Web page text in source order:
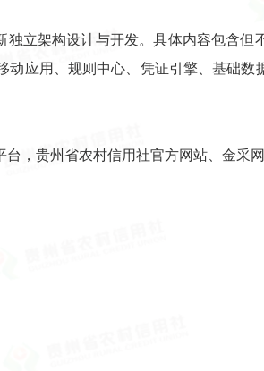
立架构设计与开发。具体内容包含但
应用、规则中心、凭证引擎、基础数
，贵州省农村信用社官方网站、金采网